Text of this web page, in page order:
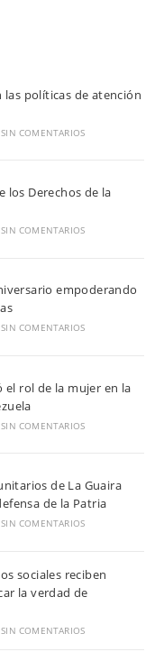
las políticas de atención
SIN COMENTARIOS
los Derechos de la
SIN COMENTARIOS
empoderando
SIN COMENTARIOS
el rol de la mujer en la
SIN COMENTARIOS
de La Guaira
de la Patria
SIN COMENTARIOS
sociales reciben
la verdad de
SIN COMENTARIOS